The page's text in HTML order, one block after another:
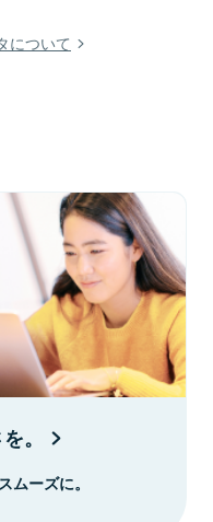
について
。
ムーズに。